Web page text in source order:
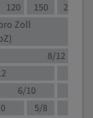
120 150 200
Zoll
8/12
6/10
5/8